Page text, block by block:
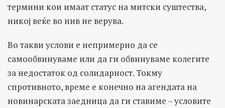
термини кои имаат статус на митски суштества,
никој веќе во нив не верува.
Во такви услови е непримерно да се
самообвинуваме или да ги обвинуваме колегите
за недостаток од солидарност. Токму
спротивното, време е конечно на агендата на
новинарската заедница да ги ставиме – условите